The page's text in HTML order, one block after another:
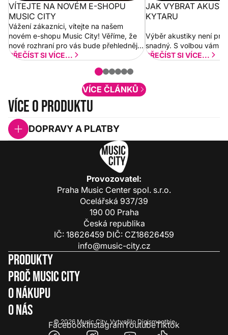
VÍTEJTE NA NOVÉM E-SHOPU
MUSIC CITY
Vážení zákazníci, vítejte na našem
novém e-shopu Music City! Věříme, že
nové rozhraní pro vás bude přehlednější
a rychlejší. Postupně budeme přidávat
PŘEČÍST SI VÍCE...
JAK VYBRAT
KYTARU
Výběr akustiky není pro
snadný. S volbou vám
PŘEČÍST SI VÍCE...
VÍCE ČLÁNKŮ
Více o produktu
DOPRAVY A PLATBY
Provozovatel:
Praha Music Center spol. s.r.o.
Ocelářská 937/39
190 00 Praha
Česká republika
IČ: 18626459 DIČ: CZ18626459
info@music-city.cz
Produkty
Proč Music City
O nákupu
O nás
© 2026 Music City. Vytvořilo Digismoothie
FacebookInstagramYoutubeTiktok